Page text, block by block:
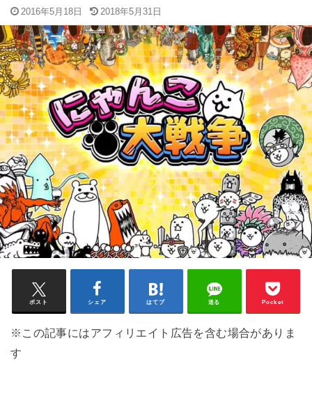
2016年5月18日 2018年5月31日
ポスト シェア はてブ 送る Pocket
※この記事にはアフィリエイト広告を含む場合がありま
す